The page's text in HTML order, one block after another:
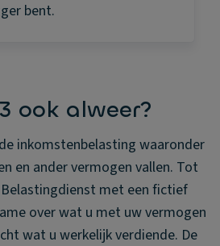
bent.
ook alweer?
inkomstenbelasting waaronder
en ander vermogen vallen. Tot
met een fictief
over wat u met uw vermogen
wat u werkelijk verdiende. De